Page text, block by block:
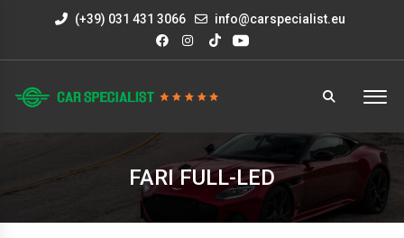
(+39) 031 431 3066 info@carspecialist.eu
FARI FULL-LED